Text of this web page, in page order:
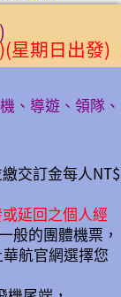
星期日出發)
、導遊、領隊、
交訂金每人NT$
延回之個人經
般的團體機票，
航官網選擇您